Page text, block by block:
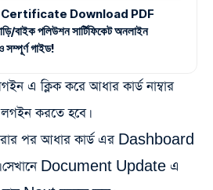
Certificate Download PDF
বাইক পলিউশন সার্টিফিকেট অনলাইন
গাইড!
এ ক্লিক করে আধার কার্ড নাম্বার
করতে হবে।
পর আধার কার্ড এর Dashboard
সেখানে Document Update এ